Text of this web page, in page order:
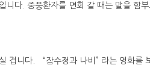
니다. 중풍환자를 면회 갈 때는 말을 함부
겁니다. “잠수정과 나비” 라는 영화를